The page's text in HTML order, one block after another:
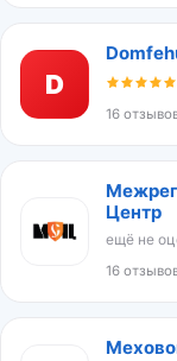
D
16
Центр
ещё не
16